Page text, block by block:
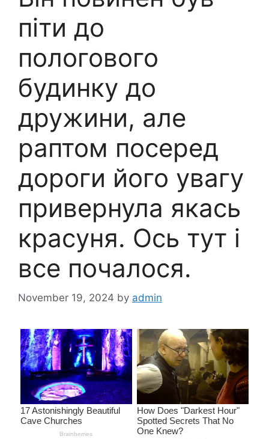
піти до
пологового
будинку до
дружини, але
раптом посеред
дороги його увагу
привернула якась
красуня. Ось тут і
все почалося.
November 19, 2024 by admin